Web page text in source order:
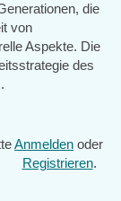
die
von
Aspekte. Die
des
Anmelden oder
Registrieren.